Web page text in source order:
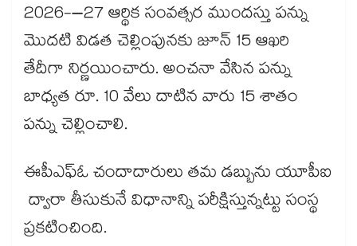
2026-–27 ఆర్థిక సంవత్సర ముందస్తు పన్ను
మొదటి విడత చెల్లింపునకు జూన్ 15 ఆఖరి
తేదీగా నిర్ణయించారు. అంచనా వేసిన పన్ను
బాధ్యత రూ. 10 వేలు దాటిన వారు 15 శాతం
పన్ను చెల్లించాలి.
ఈపీఎఫ్ఓ చందాదారులు తమ డబ్బును యూపీఐ
ద్వారా తీసుకునే విధానాన్ని పరీక్షిస్తున్నట్టు సంస్థ
ప్రకటించింది.